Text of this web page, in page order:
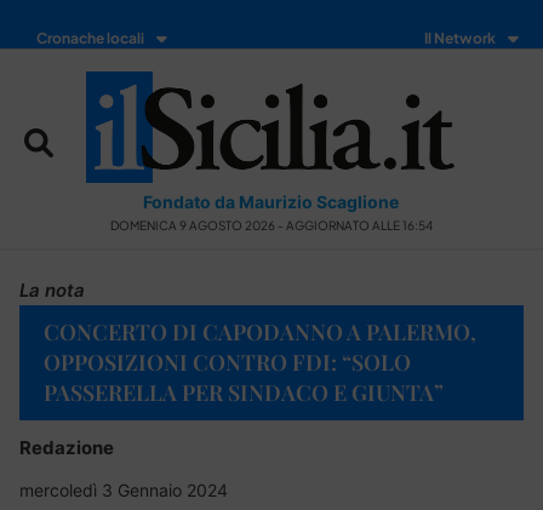
Cronache locali Il Network
Fondato da Maurizio Scaglione
DOMENICA 9 AGOSTO 2026 - AGGIORNATO ALLE 16:54
La nota
CONCERTO DI CAPODANNO A PALERMO,
OPPOSIZIONI CONTRO FDI: “SOLO
PASSERELLA PER SINDACO E GIUNTA”
Redazione
mercoledì 3 Gennaio 2024